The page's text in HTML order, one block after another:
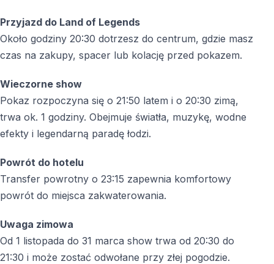
Od wejścia do miejsca spektaklu jest około 650 metrów
spaceru.
Powrót odbywa się zazwyczaj około północy.
Czy jedzenie i napoje są w cenie?
Nie, jedzenie i napoje nie są wliczone w cenę.
Przyjazd do Land of Legends
Około godziny 20:30 dotrzesz do centrum, gdzie masz
czas na zakupy, spacer lub kolację przed pokazem.
Wieczorne show
Pokaz rozpoczyna się o 21:50 latem i o 20:30 zimą,
trwa ok. 1 godziny. Obejmuje światła, muzykę, wodne
efekty i legendarną paradę łodzi.
Powrót do hotelu
Transfer powrotny o 23:15 zapewnia komfortowy
powrót do miejsca zakwaterowania.
Uwaga zimowa
Od 1 listopada do 31 marca show trwa od 20:30 do
21:30 i może zostać odwołane przy złej pogodzie.